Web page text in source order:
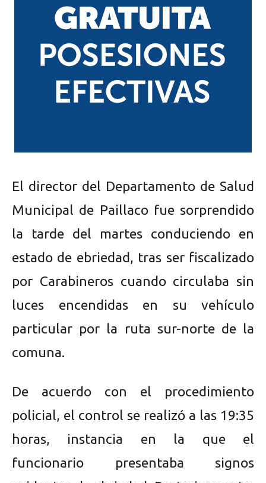
El director del Departamento de Salud
Municipal de Paillaco fue sorprendido
la tarde del martes conduciendo en
estado de ebriedad, tras ser fiscalizado
por Carabineros cuando circulaba sin
luces encendidas en su vehículo
particular por la ruta sur-norte de la
comuna.
De acuerdo con el procedimiento
policial, el control se realizó a las 19:35
horas, instancia en la que el
funcionario presentaba signos